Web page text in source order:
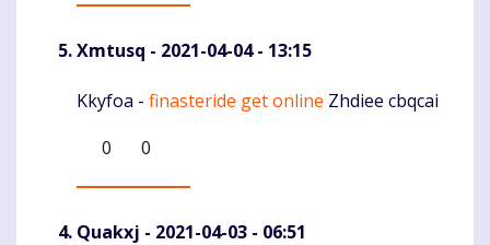
Xmtusq - 2021-04-04 - 13:15
Komentaras
Kkyfoa - finasteride get online Zhdiee cbqcai
0
0
Quakxj - 2021-04-03 - 06:51